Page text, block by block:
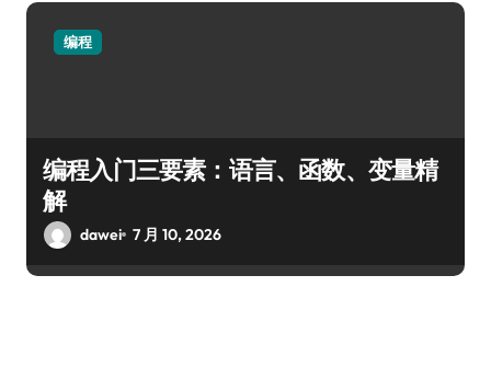
编程
编程入门三要素：语言、函数、变量精
解
dawei 7 月 10, 2026